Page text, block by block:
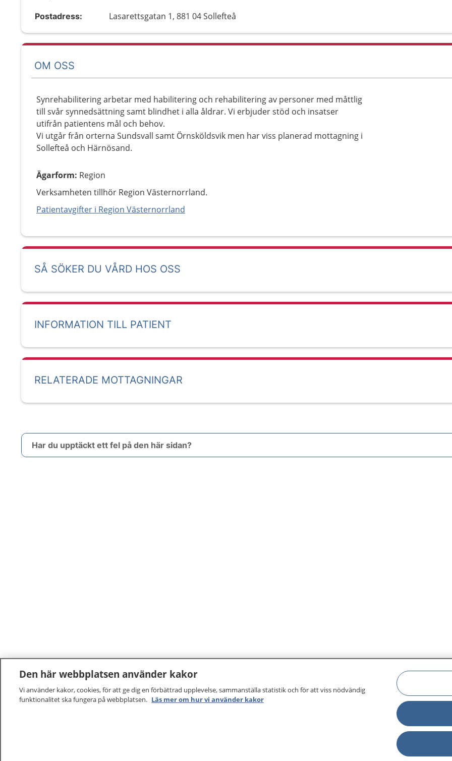
Postadress: Lasarettsgatan 1, 881 04 Sollefteå
OM OSS
Synrehabilitering arbetar med habilitering och rehabilitering av personer med måttlig
till svår synnedsättning samt blindhet i alla åldrar. Vi erbjuder stöd och insatser
utifrån patientens mål och behov.
Vi utgår från orterna Sundsvall samt Örnsköldsvik men har viss planerad mottagning i
Sollefteå och Härnösand.
Ägarform: Region
Verksamheten tillhör Region Västernorrland.
Patientavgifter i Region Västernorrland
SÅ SÖKER DU VÅRD HOS OSS
INFORMATION TILL PATIENT
RELATERADE MOTTAGNINGAR
Har du upptäckt ett fel på den här sidan?
Den här webbplatsen använder kakor
Vi använder kakor, cookies, för att ge dig en förbättrad upplevelse, sammanställa statistik och för att viss nödvändig
funktionalitet ska fungera på webbplatsen. Läs mer om hur vi använder kakor